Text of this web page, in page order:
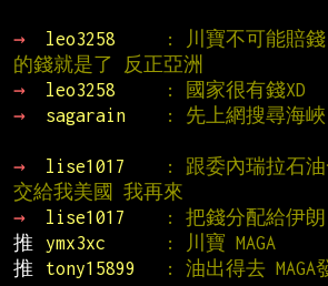
→
leo3258
: 川寶不可能賠
的錢就是了 反正亞洲
→
leo3258 : 國家很有錢XD
→
sagarain
: 先上網搜尋海
→
lise1017
: 跟委內瑞拉石
交給我美國 我再來
→
lise1017 : 把錢分配給伊朗
推
ymx3xc : 川寶 MAGA
推
tony15899
: 油出得去 MAGA